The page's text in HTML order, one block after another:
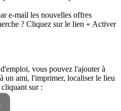
e-mail les nouvelles offres
? Cliquez sur le lien « Activer
vous pouvez l'ajouter à
un ami, l'imprimer, localiser le lieu
sur :